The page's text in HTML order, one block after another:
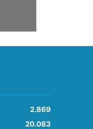
2.869
20.083